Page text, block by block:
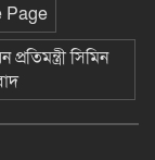
করছে* ছাতকে
ও সংঘর্ষের
সংবাদ
সাবেক মেম্বার
Page
সিমিন